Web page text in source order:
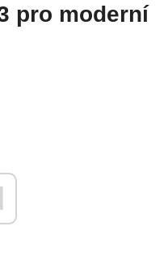
pro moderní